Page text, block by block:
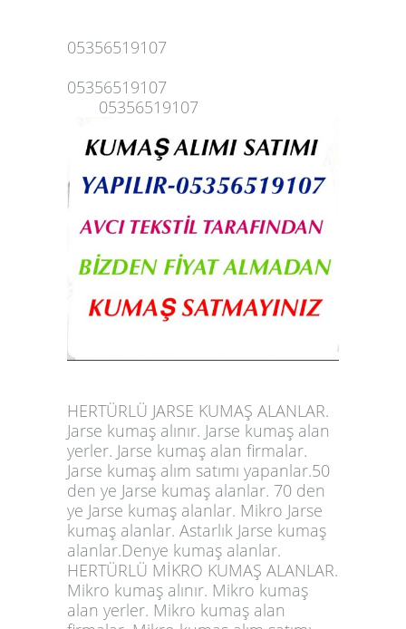
05356519107
05356519107
05356519107
HERTÜRLÜ JARSE KUMAŞ ALANLAR.
Jarse kumaş alınır. Jarse kumaş alan
yerler. Jarse kumaş alan firmalar.
Jarse kumaş alım satımı yapanlar.50
den ye Jarse kumaş alanlar. 70 den
ye Jarse kumaş alanlar. Mikro Jarse
kumaş alanlar. Astarlık Jarse kumaş
alanlar.Denye kumaş alanlar.
HERTÜRLÜ MİKRO KUMAŞ ALANLAR.
Mikro kumaş alınır. Mikro kumaş
alan yerler. Mikro kumaş alan